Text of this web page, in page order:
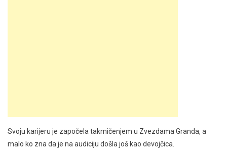
Svoju karijeru je započela takmičenjem u Zvezdama Granda, a
malo ko zna da je na audiciju došla još kao devojčica.